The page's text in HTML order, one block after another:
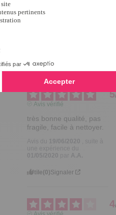
5
Avis vérifié
très bonne qualité, pas
fragile, facile à nettoyer.
19/06/2020
, suite à
01/05/2020
A.A.
Utile(0)Signaler
4